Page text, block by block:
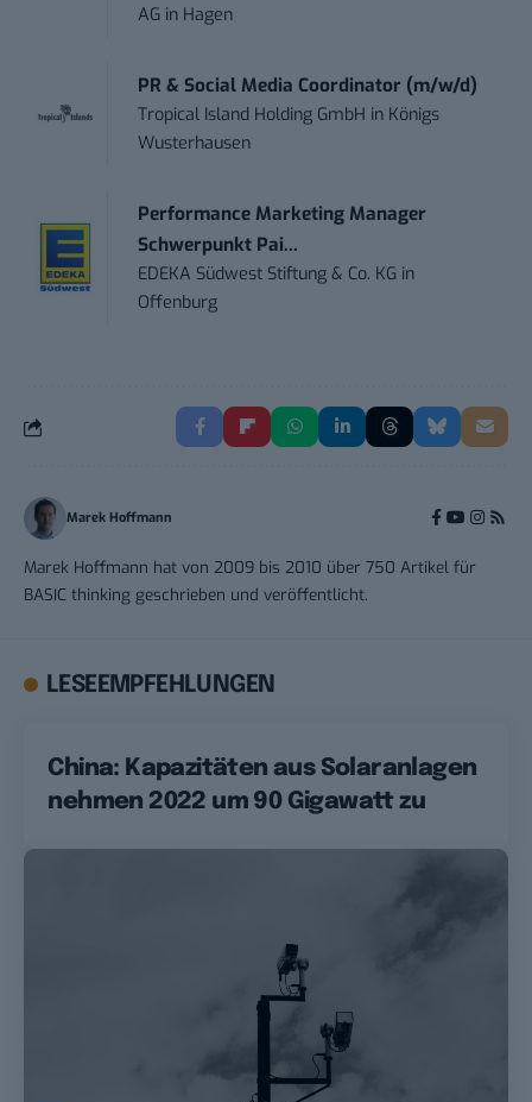
AG in Hagen
PR & Social Media Coordinator (m/w/d)
Tropical Island Holding GmbH in Königs
Wusterhausen
Performance Marketing Manager
Schwerpunkt Pai...
EDEKA Südwest Stiftung & Co. KG in
Offenburg
Marek Hoffmann
Marek Hoffmann hat von 2009 bis 2010 über 750 Artikel für
BASIC thinking geschrieben und veröffentlicht.
LESEEMPFEHLUNGEN
China: Kapazitäten aus Solaranlagen
nehmen 2022 um 90 Gigawatt zu